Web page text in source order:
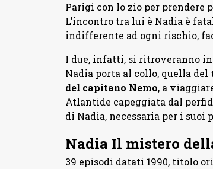
Parigi con lo zio per prendere
L’incontro tra lui è Nadia è
indifferente ad ogni rischio,
I due, infatti, si ritroveranno
Nadia porta al collo, quella
del capitano Nemo, a
Atlantide capeggiata dal
di Nadia, necessaria per i suoi
Nadia Il mistero
39 episodi datati 1990, titolo